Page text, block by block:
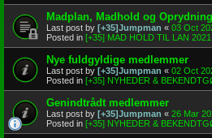
Madplan, Madhold og
Last post by [+35]Jumpman « 03 Oct
Posted in [+35] MAD HOLD TIL LAN 2021
Nye fuldgyldige medlemmer
Last post by [+35]Jumpman « 02 Oct
Posted in [+35] NYHEDER &
Genindtrådt medlemmer
Last post by [+35]Jumpman « 26 Mar
Posted in [+35] NYHEDER &